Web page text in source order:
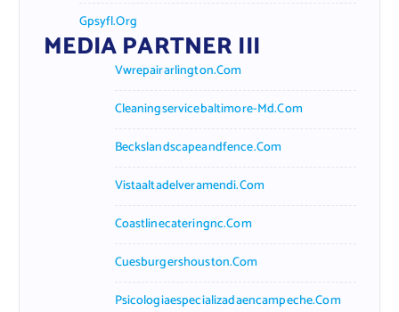
Gpsyfl.org
MEDIA PARTNER III
Vwrepairarlington.com
Cleaningservicebaltimore-Md.com
Beckslandscapeandfence.com
Vistaaltadelveramendi.com
Coastlinecateringnc.com
Cuesburgershouston.com
Psicologiaespecializadaencampeche.com